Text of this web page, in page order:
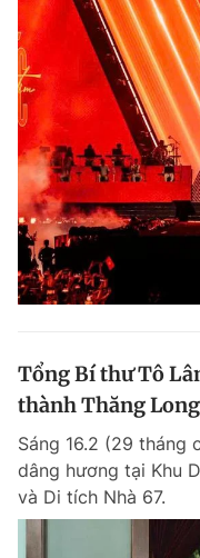
Tổng Bí thư Tô
thành Thăng
Sáng 16.2 (29 tháng
dâng hương tại Khu
và Di tích Nhà 67.